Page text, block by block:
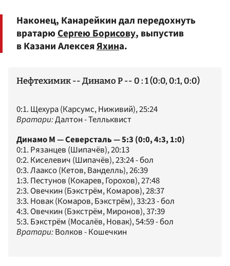
Наконец, Канарейкин дал передохнуть
вратарюСергею Борисову, выпустив
в Казани АлексеяЯхина.
Нефтехимик -- Динамо Р -- 0 : 1 (0:0, 0:1, 0:0)
0:1. Щехура (Карсумс, Ниживий), 25:24
Вратари:Далтон - Телльквист
Динамо М — Северсталь — 5:3 (0:0, 4:3, 1:0)
0:1. Рязанцев (Шипачёв), 20:13
0:2. Киселевич (Шипачёв), 23:24 - бол
0:3. Лааксо (Кетов, Ванделль), 26:39
1:3. Пестунов (Кокарев, Горохов), 27:48
2:3. Овечкин (Бэкстрём, Комаров), 28:37
3:3. Новак (Комаров, Бэкстрём), 33:23 - бол
4:3. Овечкин (Бэкстрём, Миронов), 37:39
5:3. Бэкстрём (Мосалёв, Новак), 54:59 - бол
Вратари:Волков - Кошечкин